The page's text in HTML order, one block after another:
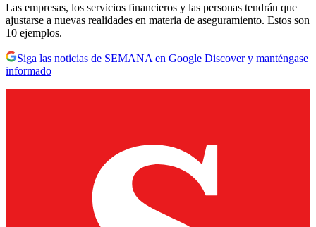
Las empresas, los servicios financieros y las personas tendrán que
ajustarse a nuevas realidades en materia de aseguramiento. Estos son
10 ejemplos.
Siga las noticias de SEMANA en Google Discover y manténgase
informado